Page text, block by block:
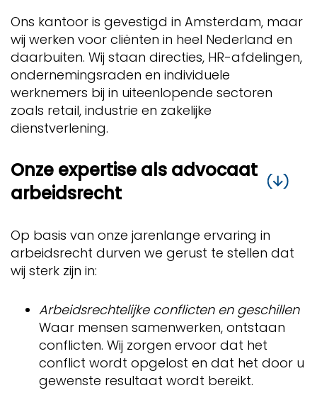
Ons kantoor is gevestigd in Amsterdam, maar
wij werken voor cliënten in heel Nederland en
daarbuiten. Wij staan directies, HR-afdelingen,
ondernemingsraden en individuele
werknemers bij in uiteenlopende sectoren
zoals retail, industrie en zakelijke
dienstverlening.
Onze expertise als advocaat
arbeidsrecht
Op basis van onze jarenlange ervaring in
arbeidsrecht durven we gerust te stellen dat
wij sterk zijn in:
Arbeidsrechtelijke conflicten en geschillen
Waar mensen samenwerken, ontstaan
conflicten. Wij zorgen ervoor dat het
conflict wordt opgelost en dat het door u
gewenste resultaat wordt bereikt.